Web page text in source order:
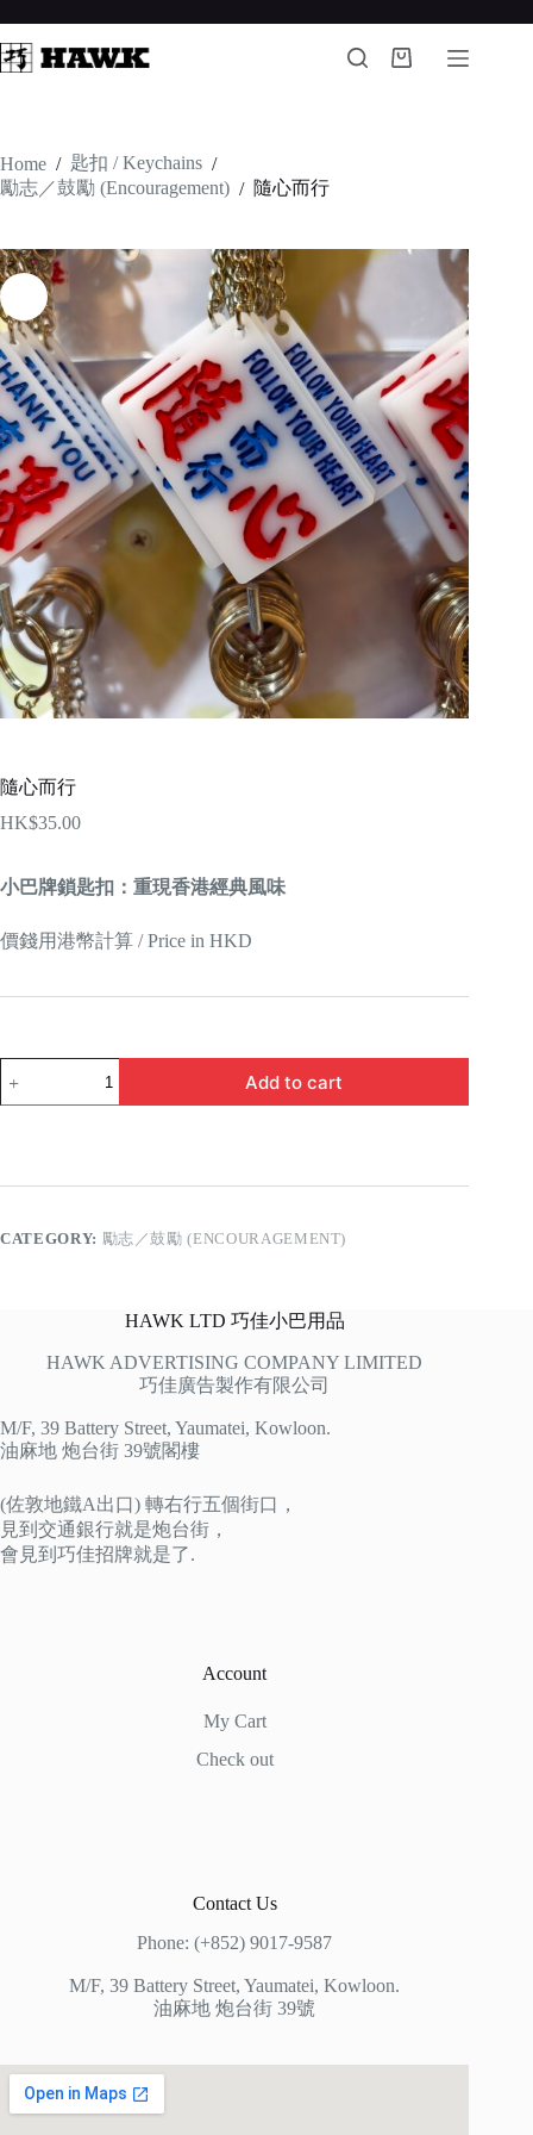
to
content
Shopping
Home / 匙扣 / Keychains /
勵志／鼓勵 (Encouragement) / 隨心而行
隨心而行
HK$35.00
小巴牌鎖匙扣：重現香港經典風味
價錢用港幣計算 / Price in HKD
心
Add to cart
CATEGORY: 勵志／鼓勵 (ENCOURAGEMENT)
HAWK LTD 巧佳小巴用品
HAWK ADVERTISING COMPANY LIMITED
巧佳廣告製作有限公司
M/F, 39 Battery Street, Yaumatei, Kowloon.
油麻地 炮台街 39號閣樓
(佐敦地鐵A出口) 轉右行五個街口，
見到交通銀行就是炮台街，
會見到巧佳招牌就是了.
Account
My Cart
Check out
Contact Us
Phone: (+852) 9017-9587
M/F, 39 Battery Street, Yaumatei, Kowloon.
油麻地 炮台街 39號